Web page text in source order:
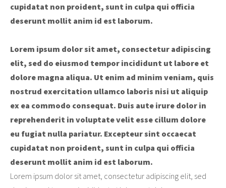
cupidatat non proident, sunt in culpa qui officia
deserunt mollit anim id est laborum.
Lorem ipsum dolor sit amet, consectetur adipiscing
elit, sed do eiusmod tempor incididunt ut labore et
dolore magna aliqua. Ut enim ad minim veniam, quis
nostrud exercitation ullamco laboris nisi ut aliquip
ex ea commodo consequat. Duis aute irure dolor in
reprehenderit in voluptate velit esse cillum dolore
eu fugiat nulla pariatur. Excepteur sint occaecat
cupidatat non proident, sunt in culpa qui officia
deserunt mollit anim id est laborum.
Lorem ipsum dolor sit amet, consectetur adipiscing elit, sed